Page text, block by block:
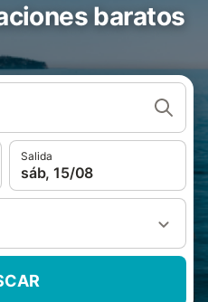
baratos
Salida
sáb, 15/08